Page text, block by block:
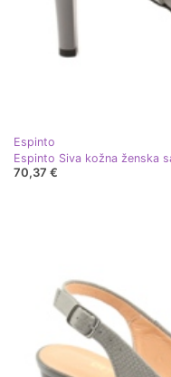
Espinto
Espinto Siva kožna ženska
70,37 €